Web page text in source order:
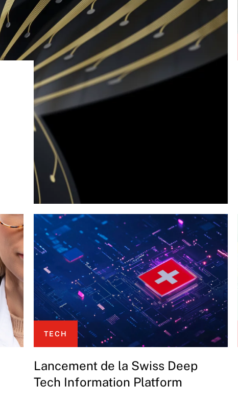
TECH
Lancement de la Swiss Deep
Tech Information Platform